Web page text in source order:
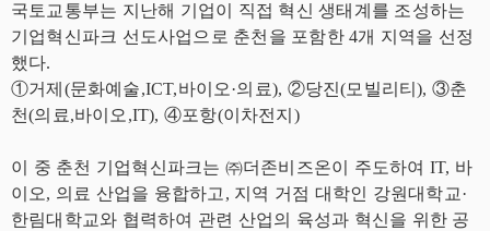
국토교통부는 지난해 기업이 직접 혁신 생태계를 조성하는
기업혁신파크 선도사업으로 춘천을 포함한 4개 지역을 선정
했다.
①거제(문화예술,ICT,바이오·의료), ②당진(모빌리티), ③춘
천(의료,바이오,IT), ④포항(이차전지)
이 중 춘천 기업혁신파크는 ㈜더존비즈온이 주도하여 IT, 바
이오, 의료 산업을 융합하고, 지역 거점 대학인 강원대학교·
한림대학교와 협력하여 관련 산업의 육성과 혁신을 위한 공